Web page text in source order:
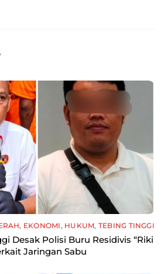
, EKONOMI, HUKUM, TEBING TINGGI
Desak Polisi Buru Residivis “Riki
Jaringan Sabu